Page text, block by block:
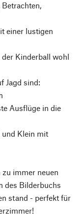
einer lustigen
Kinderball wohl
Jagd sind:
Ausflüge in die
und Klein mit
immer neuen
des Bilderbuchs
stand - perfekt für